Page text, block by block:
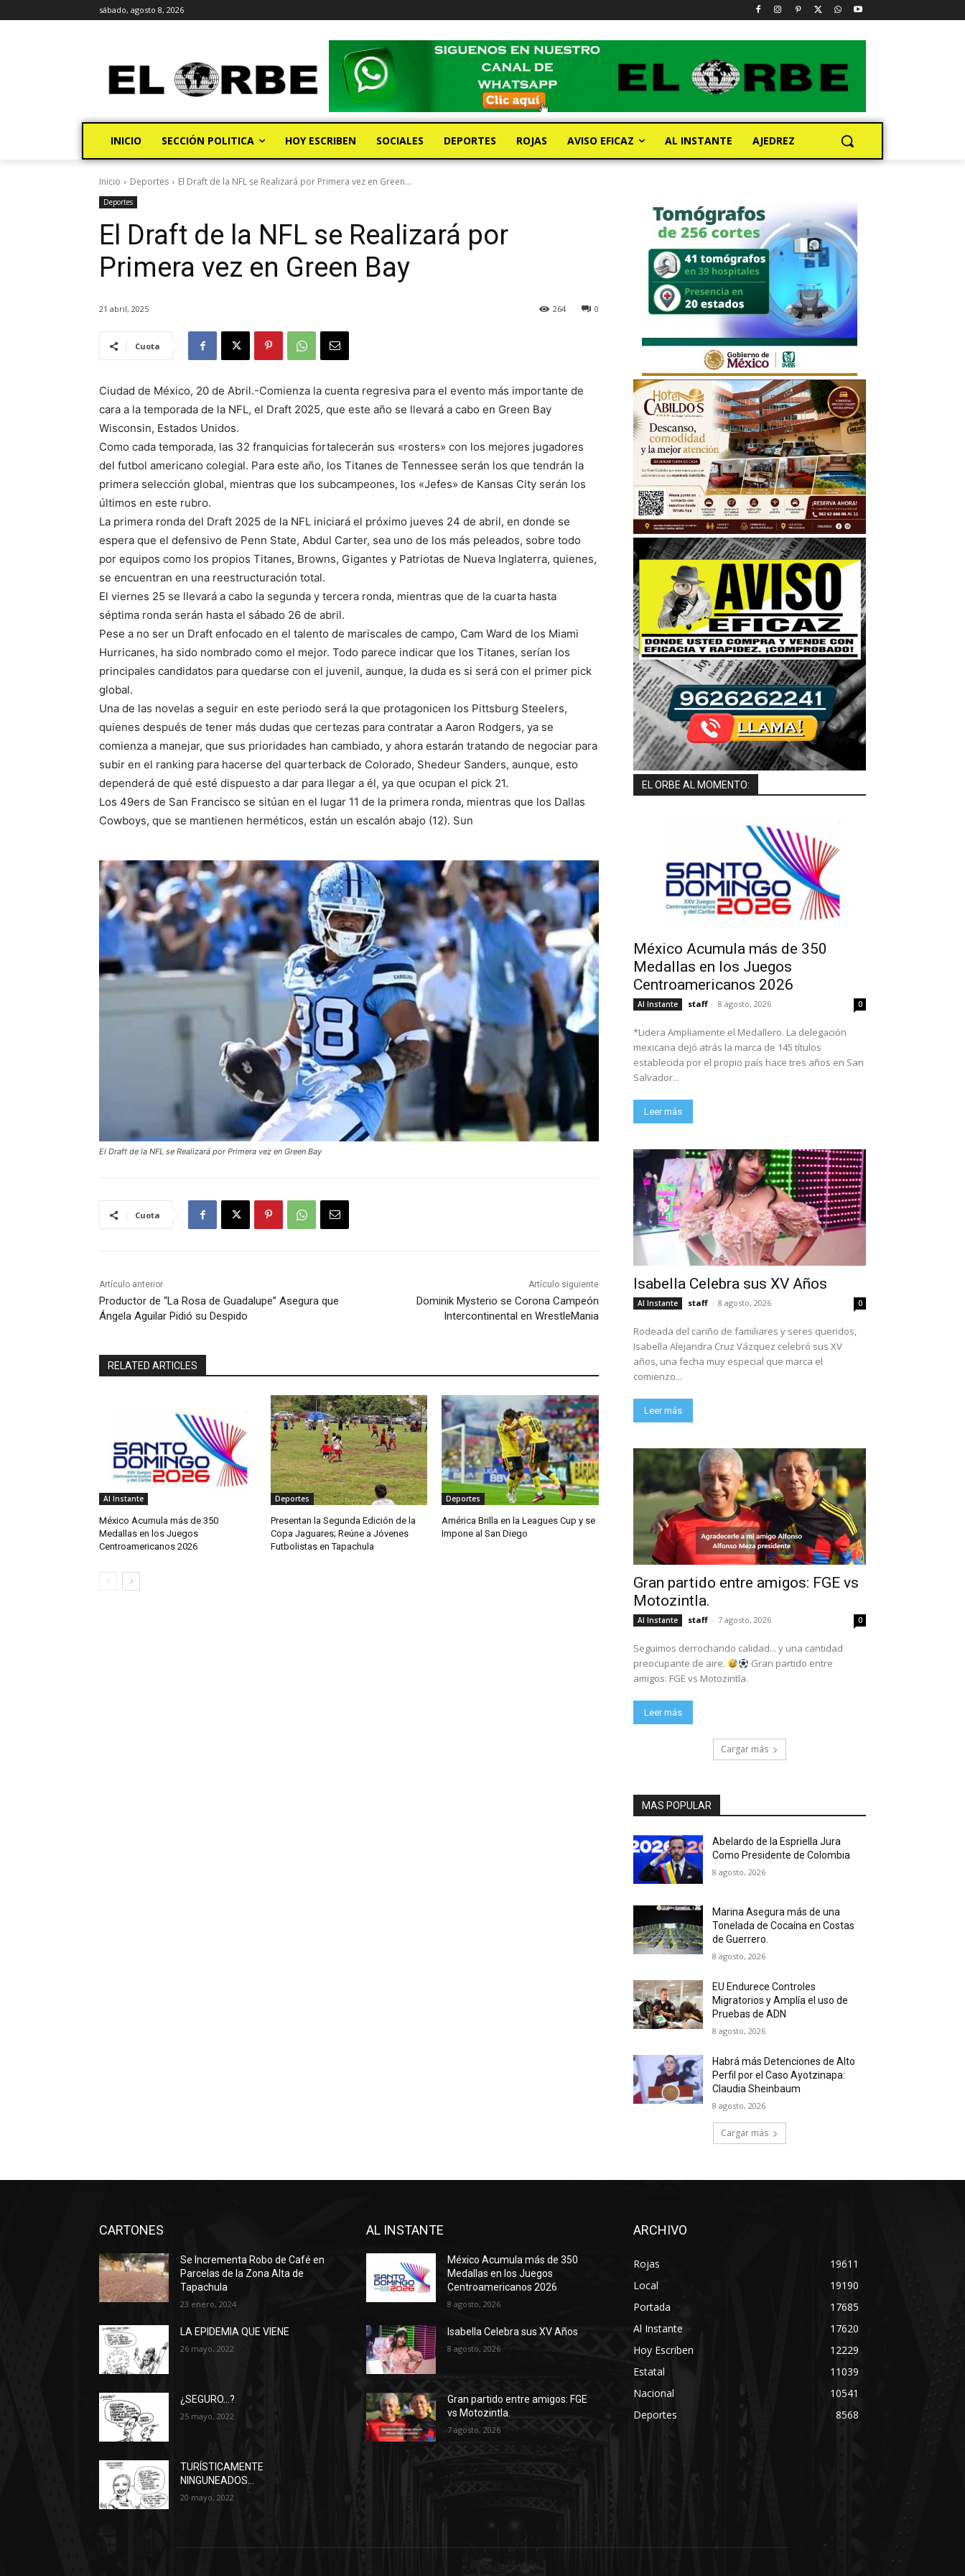
sábado, agosto 8, 2026
INICIO SECCIÓN POLITICA HOY ESCRIBEN SOCIALES DEPORTES ROJAS AVISO EFICAZ AL INSTANTE AJEDREZ
Inicio Deportes El Draft de la NFL se Realizará por Primera vez en Green...
Deportes
El Draft de la NFL se Realizará por
Primera vez en Green Bay
21 abril, 2025 0
264
Cuota
Ciudad de México, 20 de Abril.-Comienza la cuenta regresiva para el evento más importante de
cara a la temporada de la NFL, el Draft 2025, que este año se llevará a cabo en Green Bay
Wisconsin, Estados Unidos.
Como cada temporada, las 32 franquicias fortalecerán sus «rosters» con los mejores jugadores
del futbol americano colegial. Para este año, los Titanes de Tennessee serán los que tendrán la
primera selección global, mientras que los subcampeones, los «Jefes» de Kansas City serán los
últimos en este rubro.
La primera ronda del Draft 2025 de la NFL iniciará el próximo jueves 24 de abril, en donde se
espera que el defensivo de Penn State, Abdul Carter, sea uno de los más peleados, sobre todo
por equipos como los propios Titanes, Browns, Gigantes y Patriotas de Nueva Inglaterra, quienes,
se encuentran en una reestructuración total.
El viernes 25 se llevará a cabo la segunda y tercera ronda, mientras que de la cuarta hasta
séptima ronda serán hasta el sábado 26 de abril.
Pese a no ser un Draft enfocado en el talento de mariscales de campo, Cam Ward de los Miami
Hurricanes, ha sido nombrado como el mejor. Todo parece indicar que los Titanes, serían los
principales candidatos para quedarse con el juvenil, aunque, la duda es si será con el primer pick
global.
Una de las novelas a seguir en este periodo será la que protagonicen los Pittsburg Steelers,
quienes después de tener más dudas que certezas para contratar a Aaron Rodgers, ya se
comienza a manejar, que sus prioridades han cambiado, y ahora estarán tratando de negociar para
subir en el ranking para hacerse del quarterback de Colorado, Shedeur Sanders, aunque, esto
dependerá de qué esté dispuesto a dar para llegar a él, ya que ocupan el pick 21.
Los 49ers de San Francisco se sitúan en el lugar 11 de la primera ronda, mientras que los Dallas
Cowboys, que se mantienen herméticos, están un escalón abajo (12). Sun
El Draft de la NFL se Realizará por Primera vez en Green Bay
Cuota
Artículo anterior
Productor de “La Rosa de Guadalupe” Asegura que
Ángela Aguilar Pidió su Despido
Artículo siguiente
Dominik Mysterio se Corona Campeón
Intercontinental en WrestleMania
RELATED ARTICLES
Al Instante
México Acumula más de 350
Medallas en los Juegos
Centroamericanos 2026
Deportes
Presentan la Segunda Edición de la
Copa Jaguares; Reúne a Jóvenes
Futbolistas en Tapachula
Deportes
América Brilla en la Leagues Cup y se
Impone al San Diego
EL ORBE AL MOMENTO:
México Acumula más de 350
Medallas en los Juegos
Centroamericanos 2026
Al Instante staff - 8 agosto, 2026 0
*Lidera Ampliamente el Medallero. La delegación
mexicana dejó atrás la marca de 145 títulos
establecida por el propio país hace tres años en San
Salvador...
Leer más
Isabella Celebra sus XV Años
Al Instante staff - 8 agosto, 2026 0
Rodeada del cariño de familiares y seres queridos,
Isabella Alejandra Cruz Vázquez celebró sus XV
años, una fecha muy especial que marca el
comienzo...
Leer más
Gran partido entre amigos: FGE vs
Motozintla.
Al Instante staff - 7 agosto, 2026 0
Seguimos derrochando calidad... y una cantidad
preocupante de aire.
Gran partido entre
amigos: FGE vs Motozintla.
Leer más
Cargar más
MAS POPULAR
Abelardo de la Espriella Jura
Como Presidente de Colombia
8 agosto, 2026
Marina Asegura más de una
Tonelada de Cocaína en Costas
de Guerrero.
8 agosto, 2026
EU Endurece Controles
Migratorios y Amplía el uso de
Pruebas de ADN
8 agosto, 2026
Habrá más Detenciones de Alto
Perfil por el Caso Ayotzinapa:
Claudia Sheinbaum
8 agosto, 2026
Cargar más
CARTONES
Se Incrementa Robo de Café en
Parcelas de la Zona Alta de
Tapachula
23 enero, 2024
LA EPIDEMIA QUE VIENE
26 mayo, 2022
¿SEGURO…?
25 mayo, 2022
TURÍSTICAMENTE
NINGUNEADOS…
20 mayo, 2022
AL INSTANTE
México Acumula más de 350
Medallas en los Juegos
Centroamericanos 2026
8 agosto, 2026
Isabella Celebra sus XV Años
8 agosto, 2026
Gran partido entre amigos: FGE
vs Motozintla.
7 agosto, 2026
ARCHIVO
Rojas
19611
Local
19190
Portada
17685
Al Instante
17620
Hoy Escriben
12229
Estatal
11039
Nacional
10541
Deportes
8568